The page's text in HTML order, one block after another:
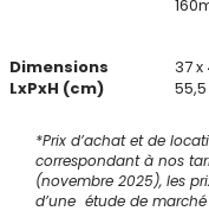
Dimensions
LxPxH (cm)
37 x
55,5
*Prix d’achat et de
correspondant à nos
(novembre 2025), les
d’une étude de